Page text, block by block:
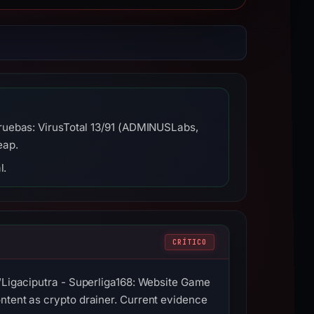
VirusTotal 13/91 (ADMINUSLabs,
CRÍTICO
- Superliga168: Website Game
as crypto drainer. Current evidence